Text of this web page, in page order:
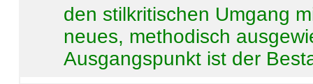
den stilkritischen Umgang
neues, methodisch
Ausgangspunkt ist der